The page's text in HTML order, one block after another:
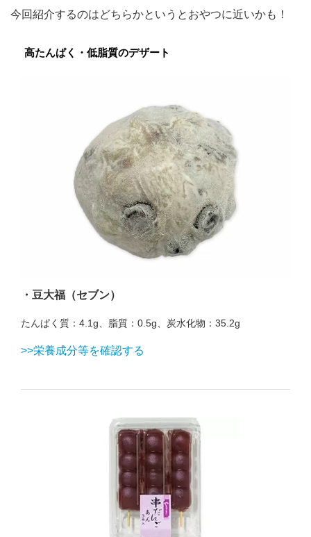
今回紹介するのはどちらかというとおやつに近いかも！
高たんぱく・低脂質のデザート
・豆大福（セブン）
たんぱく質：4.1g、脂質：0.5g、炭水化物：35.2g
>>栄養成分等を確認する